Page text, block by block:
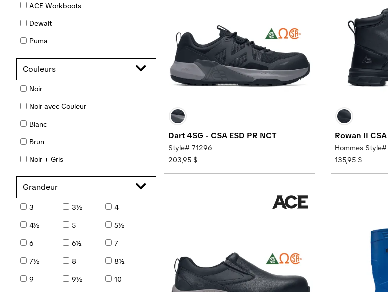
ACE Workboots
Dewalt
Puma
Couleurs
Noir
Noir avec Couleur
Blanc
Brun
Noir + Gris
Noir + Blanc
Noir + Jaune
Bleu
Gris
Vert
Grandeur
3 3½
4
4½
5
5½
6
6½
7
7½
8
8½
9
9½
10
Dart 4SG - CSA ESD PR NCT
Style# 71296
203,95 $
Rowan II
Hommes
135,95 $